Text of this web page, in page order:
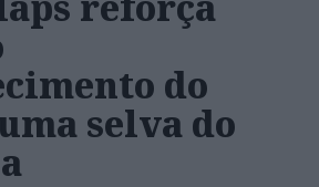
do
selva do